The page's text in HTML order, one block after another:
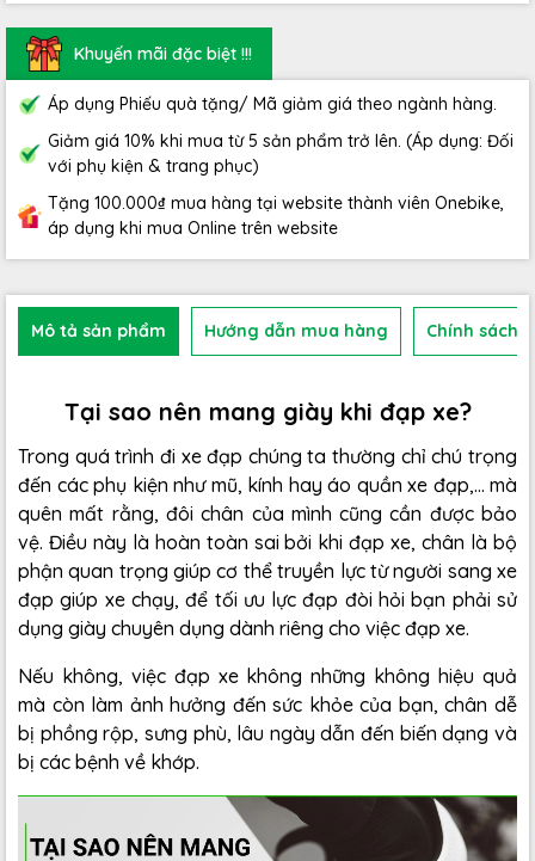
Khuyến mãi đặc biệt !!!
Áp dụng Phiếu quà tặng/ Mã giảm giá theo ngành hàng.
Giảm giá 10% khi mua từ 5 sản phẩm trở lên. (Áp dụng: Đối
với phụ kiện & trang phục)
Tặng 100.000₫ mua hàng tại website thành viên Onebike,
áp dụng khi mua Online trên website
Mô tả sản phẩm Hướng dẫn mua hàng Chính sách
Tại sao nên mang giày khi đạp xe?
Trong quá trình đi xe đạp chúng ta thường chỉ chú trọng
đến các phụ kiện như mũ, kính hay áo quần xe đạp,... mà
quên mất rằng, đôi chân của mình cũng cần được bảo
vệ. Điều này là hoàn toàn sai bởi khi đạp xe, chân là bộ
phận quan trọng giúp cơ thể truyền lực từ người sang xe
đạp giúp xe chạy, để tối ưu lực đạp đòi hỏi bạn phải sử
dụng giày chuyên dụng dành riêng cho việc đạp xe.
Nếu không, việc đạp xe không những không hiệu quả
mà còn làm ảnh hưởng đến sức khỏe của bạn, chân dễ
bị phồng rộp, sưng phù, lâu ngày dẫn đến biến dạng và
bị các bệnh về khớp.